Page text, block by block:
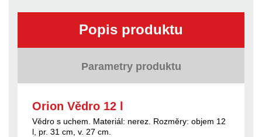
Popis produktu
Parametry produktu
Orion Vědro 12 l
Vědro s uchem. Materiál: nerez. Rozměry: objem 12
l, pr. 31 cm, v. 27 cm.